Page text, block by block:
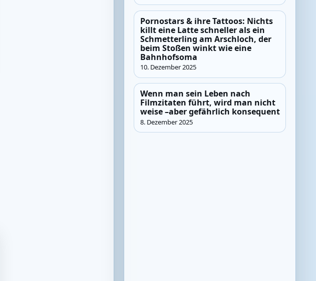
Pornostars & ihre Tattoos: Nichts
killt eine Latte schneller als ein
Schmetterling am Arschloch, der
beim Stoßen winkt wie eine
Bahnhofsoma
10. Dezember 2025
Wenn man sein Leben nach
Filmzitaten führt, wird man nicht
weise –aber gefährlich konsequent
8. Dezember 2025